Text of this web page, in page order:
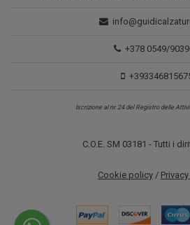
+378 0549/
Iscrizione al nr. 24 del Registro delle
C.O.E. SM 03181 - Tutti i
Cookie policy /